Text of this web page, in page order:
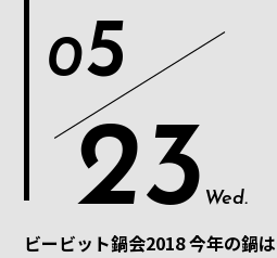
05
23 Wed.
ビービット鍋会2018 今年の鍋